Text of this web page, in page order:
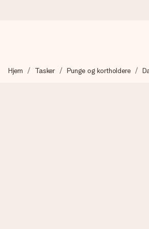
Vi laver din gave med omhu og
Lav noget særligt i blot få trin – med
Hjem Tasker Punge og kortholdere